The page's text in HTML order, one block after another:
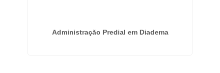
Administração Predial em Diadema